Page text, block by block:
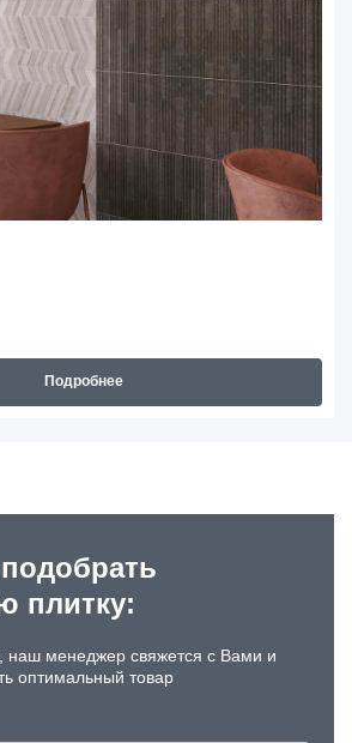
Подробнее
плитку:
наш менеджер свяжется с Вами и
оптимальный товар